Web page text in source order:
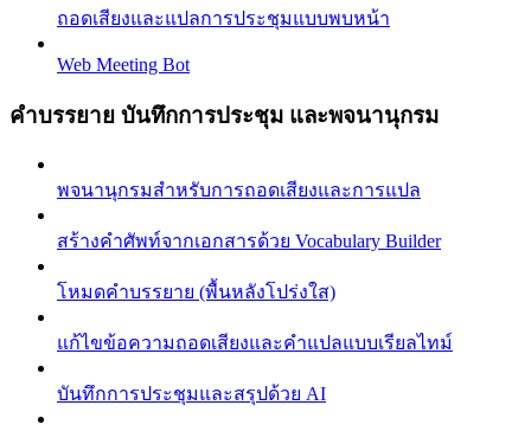
ถอดเสียงและแปลการประชุมแบบพบหน้า
Web Meeting Bot
คำบรรยาย บันทึกการประชุม และพจนานุกรม
พจนานุกรมสำหรับการถอดเสียงและการแปล
สร้างคำศัพท์จากเอกสารด้วย Vocabulary Builder
โหมดคำบรรยาย (พื้นหลังโปร่งใส)
แก้ไขข้อความถอดเสียงและคำแปลแบบเรียลไทม์
บันทึกการประชุมและสรุปด้วย AI